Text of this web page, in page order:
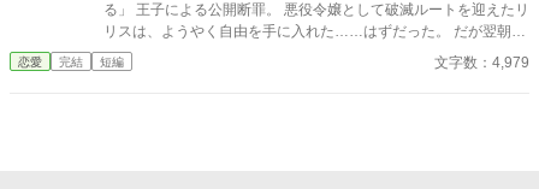
る」 王子による公開断罪。 悪役令嬢として破滅ルートを迎えたリ
リスは、ようやく自由を手に入れた……はずだった。 だが翌朝、
屋敷のバルコニーの下に立っていたのは、断罪したはずの王太
子。 花束を抱え、「おはよう」と微笑む彼は、毎朝訪れるように
恋愛 完結 短編 文字数：4,979